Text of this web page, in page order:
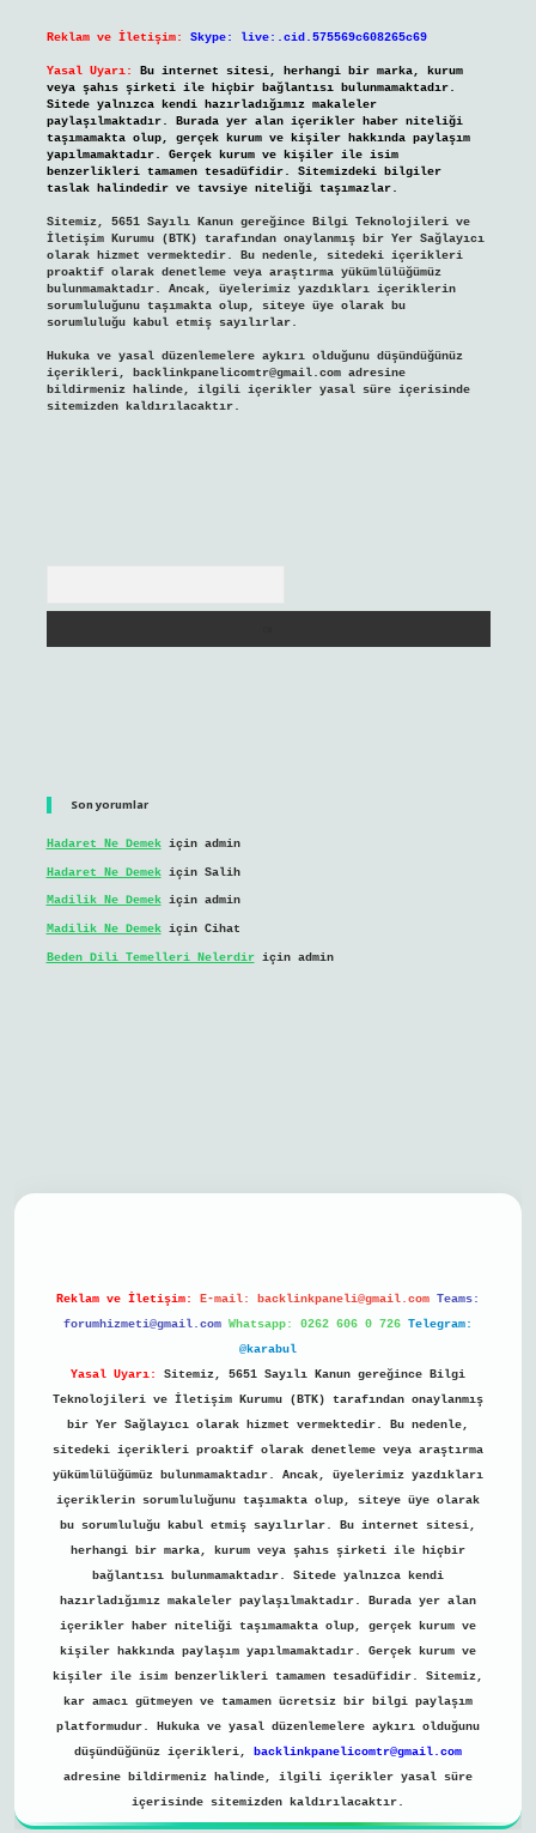
Reklam ve İletişim: Skype: live:.cid.575569c608265c69
Yasal Uyarı:
Bu internet sitesi, herhangi bir marka, kurum
veya şahıs şirketi ile hiçbir bağlantısı bulunmamaktadır.
Sitede yalnızca kendi hazırladığımız makaleler
paylaşılmaktadır. Burada yer alan içerikler haber niteliği
taşımamakta olup, gerçek kurum ve kişiler hakkında paylaşım
yapılmamaktadır. Gerçek kurum ve kişiler ile isim
benzerlikleri tamamen tesadüfidir. Sitemizdeki bilgiler
taslak halindedir ve tavsiye niteliği taşımazlar.
Sitemiz, 5651 Sayılı Kanun gereğince Bilgi Teknolojileri ve
İletişim Kurumu (BTK) tarafından onaylanmış bir Yer Sağlayıcı
olarak hizmet vermektedir. Bu nedenle, sitedeki içerikleri
proaktif olarak denetleme veya araştırma yükümlülüğümüz
bulunmamaktadır. Ancak, üyelerimiz yazdıkları içeriklerin
sorumluluğunu taşımakta olup, siteye üye olarak bu
sorumluluğu kabul etmiş sayılırlar.
Hukuka ve yasal düzenlemelere aykırı olduğunu düşündüğünüz
içerikleri, backlinkpanelicomtr@gmail.comadresine
bildirmeniz halinde, ilgili içerikler yasal süre içerisinde
sitemizden kaldırılacaktır.
Son yorumlar
Hadaret Ne Demekiçin admin
Hadaret Ne Demekiçin Salih
Madilik Ne Demekiçin admin
Madilik Ne Demekiçin Cihat
Beden Dili Temelleri Nelerdiriçin admin
Reklam ve İletişim: E-mail: backlinkpaneli@gmail.com Teams:
forumhizmeti@gmail.com Whatsapp: 0262 606 0 726 Telegram:
@karabul
Yasal Uyarı:
Sitemiz, 5651 Sayılı Kanun gereğince Bilgi
Teknolojileri ve İletişim Kurumu (BTK) tarafından onaylanmış
bir Yer Sağlayıcı olarak hizmet vermektedir. Bu nedenle,
sitedeki içerikleri proaktif olarak denetleme veya araştırma
yükümlülüğümüz bulunmamaktadır. Ancak, üyelerimiz yazdıkları
içeriklerin sorumluluğunu taşımakta olup, siteye üye olarak
bu sorumluluğu kabul etmiş sayılırlar. Bu internet sitesi,
herhangi bir marka, kurum veya şahıs şirketi ile hiçbir
bağlantısı bulunmamaktadır. Sitede yalnızca kendi
hazırladığımız makaleler paylaşılmaktadır. Burada yer alan
içerikler haber niteliği taşımamakta olup, gerçek kurum ve
kişiler hakkında paylaşım yapılmamaktadır. Gerçek kurum ve
kişiler ile isim benzerlikleri tamamen tesadüfidir. Sitemiz,
kar amacı gütmeyen ve tamamen ücretsiz bir bilgi paylaşım
platformudur. Hukuka ve yasal düzenlemelere aykırı olduğunu
düşündüğünüz içerikleri,
backlinkpanelicomtr@gmail.com
adresine bildirmeniz halinde, ilgili içerikler yasal süre
içerisinde sitemizden kaldırılacaktır.